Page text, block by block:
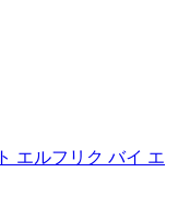
エルフリク バイ エ